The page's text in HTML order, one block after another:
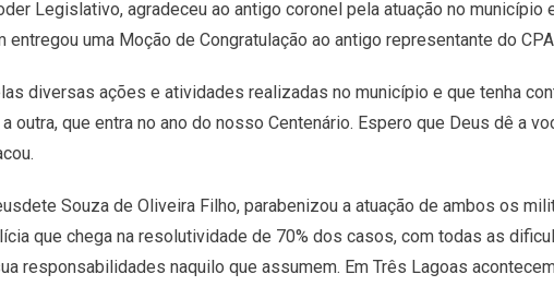
Legislativo, agradeceu ao antigo coronel pela atuação no município
entregou uma Moção de Congratulação ao antigo representante do
diversas ações e atividades realizadas no município e que tenha
outra, que entra no ano do nosso Centenário. Espero que Deus dê a
Souza de Oliveira Filho, parabenizou a atuação de ambos os
que chega na resolutividade de 70% dos casos, com todas as
responsabilidades naquilo que assumem. Em Três Lagoas